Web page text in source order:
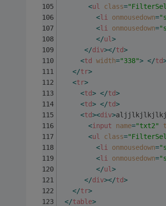
<ul class=
<li onmousedown=
<li onmousedown=
</ul >
</div></td>
<td width="338"> </td
</tr>
<tr>
<td> </td>
<td> </td>
<td><div>
<input name="txt2"
<ul class=
<li onmousedown=
<li onmousedown=
</ul >
</div></td>
</tr>
</table>